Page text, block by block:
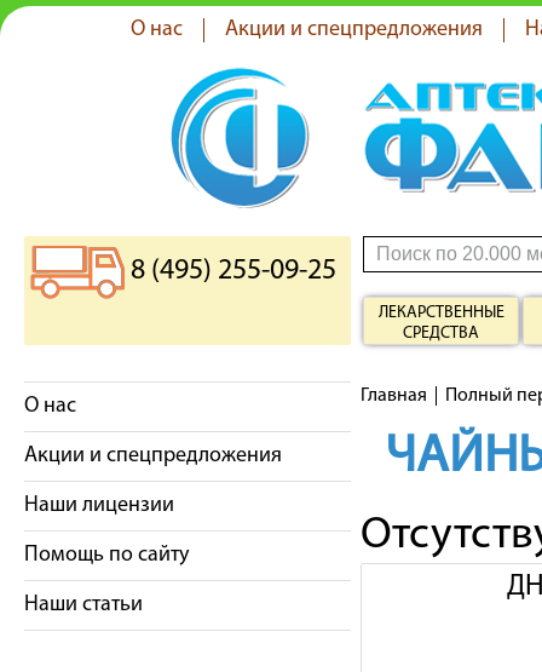
О нас Акции и спецпредложения
8 (495) 255-09-25
ЛЕКАРСТВЕННЫЕ
СРЕДСТВА
О нас
Акции и спецпредложения
Наши лицензии
Помощь по сайту
Наши статьи
Главная Полный